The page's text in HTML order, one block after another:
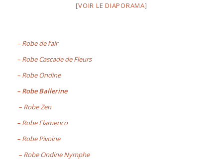
[VOIR LE DIAPORAMA]
– Robe de l’air
– Robe Cascade de Fleurs
– Robe Ondine
–Robe Ballerine
– Robe Zen
– Robe Flamenco
– Robe Pivoine
– Robe Ondine Nymphe